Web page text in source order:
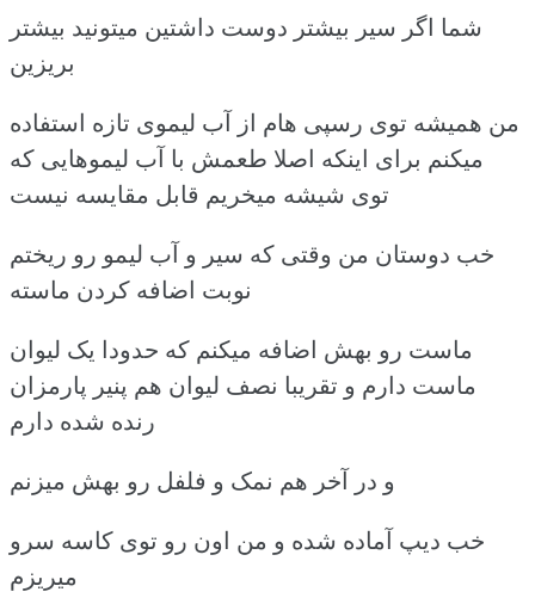
شما اگر سیر بیشتر دوست داشتین میتونید بیشتر
بریزین
من همیشه توی رسپی هام از آب لیموی تازه استفاده
میکنم برای اینکه اصلا طعمش با آب لیموهایی که
توی شیشه میخریم قابل مقایسه نیست
خب دوستان من وقتی که سیر و آب لیمو رو ریختم
نوبت اضافه کردن ماسته
ماست رو بهش اضافه میکنم که حدودا یک لیوان
ماست دارم و تقریبا نصف لیوان هم پنیر پارمزان
رنده شده دارم
و در آخر هم نمک و فلفل رو بهش میزنم
خب دیپ آماده شده و من اون رو توی کاسه سرو
میریزم